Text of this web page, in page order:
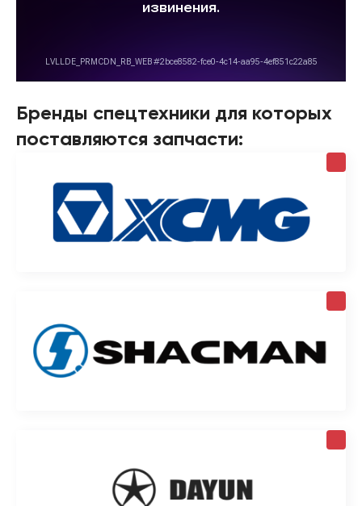
Бренды спецтехники для которых
поставляются запчасти: